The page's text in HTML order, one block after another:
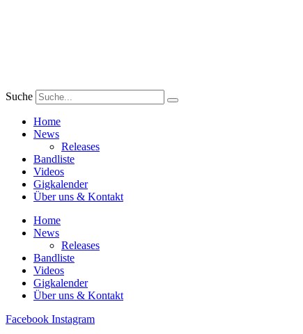
Suche
Home
News
Releases
Bandliste
Videos
Gigkalender
Über uns & Kontakt
Home
News
Releases
Bandliste
Videos
Gigkalender
Über uns & Kontakt
Facebook Instagram